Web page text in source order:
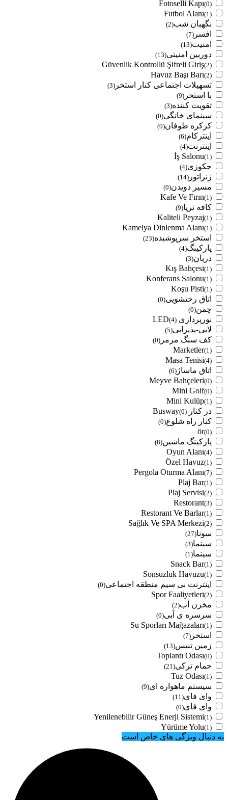
Fotoselli Kapı(0)
Futbol Alanı(1)
نگهبان شب(2)
افسر (7)
امنیت(13)
دوربین امنیتی(13)
Güvenlik Kontrollü Şifreli Giriş(2)
Havuz Başı Barı(2)
تسهیلات اجتماعی کنار استخر (3)
با استخر (9)
تقویت کننده(3)
سینمای خانگی(0)
کرکره طوفان(0)
اینترکام(6)
اینترنت(4)
İş Salonu(1)
جکوزی(4)
ژنراتور (14)
مسیر دویدن(0)
Kafe Ve Fırın(1)
کافه تریا(9)
Kaliteli Peyzaj(1)
Kamelya Dinlenma Alanı(1)
استخر سرپوشیده(23)
پارکینگ(4)
دربان(3)
Kış Bahçesi(1)
Konferans Salonu(1)
Koşu Pisti(1)
اتاق رختشویی(0)
چمن(0)
نورپردازی LED (4)
لابی-پذیرایی(5)
کف سنگ مرمر (0)
Marketler(1)
Masa Tenisi(4)
اتاق ماساژ (6)
Meyve Bahçeleri(0)
Mini Golf(0)
Mini Kulüp(1)
در کنار Busway (0)
کنار راه شلوغ(0)
ör(0)
پارکینگ ماشین(8)
Oyun Alanı(4)
Özel Havuz(1)
Pergola Oturma Alanı(7)
Plaj Bar(1)
Plaj Servisi(2)
Restorant(3)
Restorant Ve Barlar(1)
Sağlık Ve SPA Merkezi(2)
سونا(27)
سینما(3)
سینما(1)
Snack Bar(1)
Sonsuzluk Havuzu(1)
اینترنت بی سیم منطقه اجتماعی(0)
Spor Faaliyetleri(2)
مخزن آب(2)
سرسره ی آبی(0)
Su Sporları Mağazaları(1)
استخر (7)
زمین تنیس(13)
Toplantı Odası(0)
حمام ترکی(21)
Tuz Odası(1)
سیستم ماهواره ای(9)
وای فای(11)
وای فای(0)
Yenilenebilir Güneş Enerji Sistemi(1)
Yürüme Yolu(1)
به دنبال ویژگی های خاص است